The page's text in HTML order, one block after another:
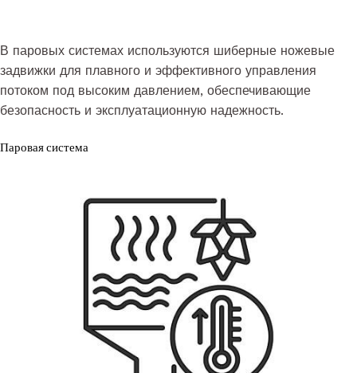
В паровых системах используются шиберные ножевые
задвижки для плавного и эффективного управления
потоком под высоким давлением, обеспечивающие
безопасность и эксплуатационную надежность.
Паровая система